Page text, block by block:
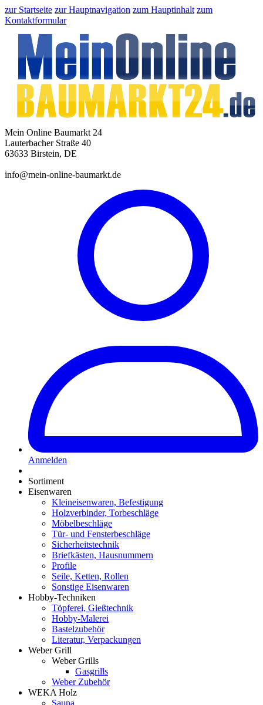
zur Startseite zur Hauptnavigation zum Hauptinhalt zum
Kontaktformular
Mein Online Baumarkt 24
Lauterbacher Straße 40
63633 Birstein, DE
info@mein-online-baumarkt.de
Anmelden
Sortiment
Eisenwaren
Kleineisenwaren, Befestigung
Holzverbinder, Torbeschläge
Möbelbeschläge
Tür- und Fensterbeschläge
Sicherheitstechnik
Briefkästen, Hausnummern
Profile
Seile, Ketten, Rollen
Sonstige Eisenwaren
Hobby-Techniken
Töpferei, Gießtechnik
Hobby-Malerei
Bastelzubehör
Literatur, Verpackungen
Weber Grill
Weber Grills
Gasgrills
Weber Zubehör
WEKA Holz
Sauna